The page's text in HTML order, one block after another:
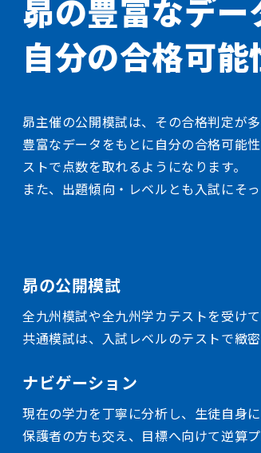
昴の豊富なデー
自分の合格可能
昴主催の公開模試は、その合格判定が
豊富なデータをもとに自分の合格可能
ストで点数を取れるようになります。
また、出題傾向・レベルとも入試にそ
昴の公開模試
全九州模試や全九州学カテストを受け
共通模試は、入試レベルのテストで緻
ナビゲーション
現在の学力を丁寧に分析し、生徒自身
保護者の方も交え、目標へ向けて逆算